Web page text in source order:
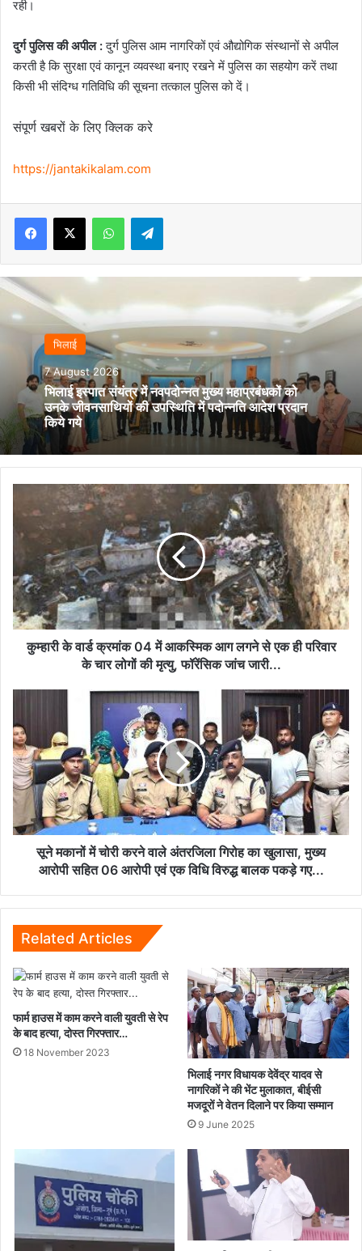
रही।
दुर्ग पुलिस की अपील :दुर्ग पुलिस आम नागरिकों एवं औद्योगिक संस्थानों से अपील
करती है कि सुरक्षा एवं कानून व्यवस्था बनाए रखने में पुलिस का सहयोग करें तथा
किसी भी संदिग्ध गतिविधि की सूचना तत्काल पुलिस को दें।
संपूर्ण खबरों के लिए क्लिक करे
https://jantakikalam.com
Facebook
X WhatsAppTelegram
भिलाई
7 August 2026
भिलाई इस्पात संयंत्र में नवपदोन्नत मुख्य महाप्रबंधकों को
उनके जीवनसाथियों की उपस्थिति में पदोन्नति आदेश प्रदान
किये गये
क्रमांक
में
आकस्मिक
आग
लगने
चार
लोगों
की
मृत्यु,
फॉरेंसिक
जांच
जारी...
कुम्हारी के वार्ड क्रमांक 04 में आकस्मिक आग लगने से एक ही परिवार
के चार लोगों की मृत्यु, फॉरेंसिक जांच जारी...
में
चोरी
करने
वाले
अंतरजिला
गिरोह
का
खुलासा,
सहित
आरोपी
एवं
एक
विधि
बालक
पकड़े
गए...
सूने मकानों में चोरी करने वाले अंतरजिला गिरोह का खुलासा, मुख्य
आरोपी सहित 06 आरोपी एवं एक विधि विरुद्ध बालक पकड़े गए...
Related Articles
फार्म हाउस में काम करने वाली युवती से रेप
के बाद हत्या, दोस्त गिरफ्तार…
18 November 2023
भिलाई नगर विधायक देवेंद्र यादव से
नागरिकों ने की भेंट मुलाकात, बीईसी
मजदूरों ने वेतन दिलाने पर किया सम्मान
9 June 2025